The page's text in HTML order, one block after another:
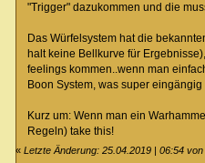
"Trigger" dazukommen und die
Das Würfelsystem hat die
halt keine Bellkurve für
feelings kommen..wenn man
Boon System, was super eingängig
Kurz um: Wenn man ein
Regeln) take this!
«Letzte Änderung: 25.04.2019 | 06:54